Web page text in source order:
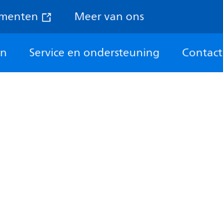
Meer van ons
Service en ondersteuning Contact